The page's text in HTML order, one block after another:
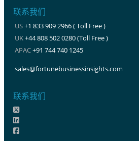
联系我们
US+1 833 909 2966 ( Toll Free )
UK+44 808 502 0280 (Toll Free )
APAC+91 744 740 1245
sales@fortunebusinessinsights.com
联系我们